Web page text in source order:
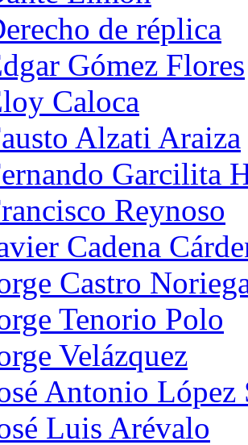
de réplica
Gómez Flores
Caloca
Alzati Araiza
Garcilita
Reynoso
Cadena
Castro
Tenorio Polo
Velázquez
Antonio López
Luis Arévalo